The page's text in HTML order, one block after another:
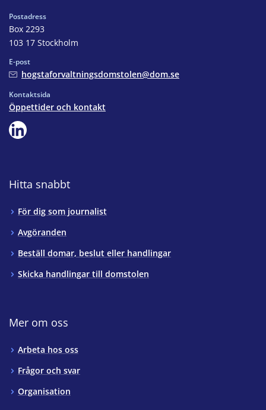
Postadress
Box 2293
103 17 Stockholm
E-post
hogstaforvaltningsdomstolen@dom.se
Kontaktsida
Öppettider och kontakt
Hitta snabbt
För dig som journalist
Avgöranden
Beställ domar, beslut eller handlingar
Skicka handlingar till domstolen
Mer om oss
Arbeta hos oss
Frågor och svar
Organisation